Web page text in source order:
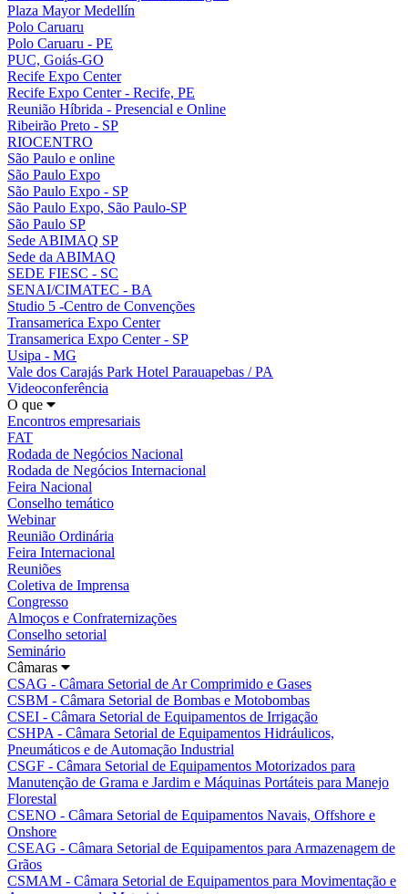
Plaza Mayor Medellín
Polo Caruaru
Polo Caruaru - PE
PUC, Goiás-GO
Recife Expo Center
Recife Expo Center - Recife, PE
Reunião Híbrida - Presencial e Online
Ribeirão Preto - SP
RIOCENTRO
São Paulo e online
São Paulo Expo
São Paulo Expo - SP
São Paulo Expo, São Paulo-SP
São Paulo SP
Sede ABIMAQ SP
Sede da ABIMAQ
SEDE FIESC - SC
SENAI/CIMATEC - BA
Studio 5 -Centro de Convenções
Transamerica Expo Center
Transamerica Expo Center - SP
Usipa - MG
Vale dos Carajás Park Hotel Parauapebas / PA
Videoconferência
O que
Encontros empresariais
FAT
Rodada de Negócios Nacional
Rodada de Negócios Internacional
Feira Nacional
Conselho temático
Webinar
Reunião Ordinária
Feira Internacional
Reuniões
Coletiva de Imprensa
Congresso
Almoços e Confraternizações
Conselho setorial
Seminário
Câmaras
CSAG - Câmara Setorial de Ar Comprimido e Gases
CSBM - Câmara Setorial de Bombas e Motobombas
CSEI - Câmara Setorial de Equipamentos de Irrigação
CSHPA - Câmara Setorial de Equipamentos Hidráulicos,
Pneumáticos e de Automação Industrial
CSGF - Câmara Setorial de Equipamentos Motorizados para
Manutenção de Grama e Jardim e Máquinas Portáteis para Manejo
Florestal
CSENO - Câmara Setorial de Equipamentos Navais, Offshore e
Onshore
CSEAG - Câmara Setorial de Equipamentos para Armazenagem de
Grãos
CSMAM - Câmara Setorial de Equipamentos para Movimentação e